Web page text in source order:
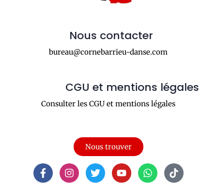
Nous contacter
bureau@cornebarrieu-danse.com
CGU et mentions légales
Consulter les CGU et mentions légales
Nous trouver